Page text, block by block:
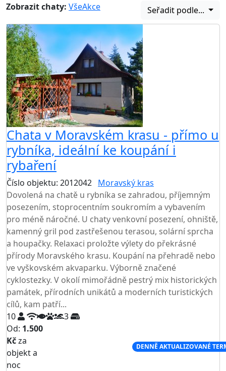
Zobrazit chaty: VšeAkce Seřadit podle...
Chata v Moravském krasu - přímo u
rybníka, ideální ke koupání i
rybaření
Číslo objektu: 2012042 Moravský kras
Dovolená na chatě u rybníka se zahradou, příjemným
posezením, stoprocentním soukromím a vybavením
pro méně náročné. U chaty venkovní posezení, ohniště,
kamenný gril pod zastřešenou terasou, solární sprcha
a houpačky. Relaxaci proložte výlety do překrásné
přírody Moravského krasu. Koupání na přehradě nebo
ve vyškovském akvaparku. Výborně značené
cyklostezky. V okolí mimořádně pestrý mix historických
památek, přírodních unikátů a moderních turistických
cílů, kam patří...
10
3
Od: 1.500
Kčza
objekt a
noc
DENNĚ AKTUALIZOVANÉ